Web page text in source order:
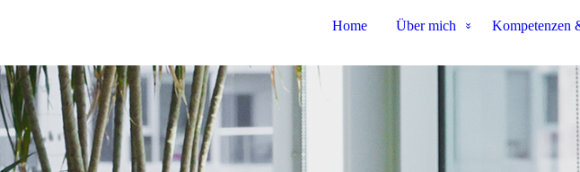
Home Über mich Kompetenzen